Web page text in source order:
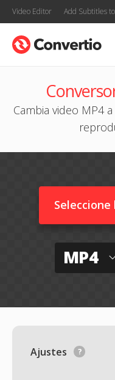
Video Editor Add Subtitles
Cambia video MP4
MP4
Ajustes